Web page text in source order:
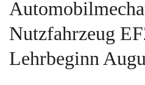
Nutzfahrzeug
Lehrbeginn